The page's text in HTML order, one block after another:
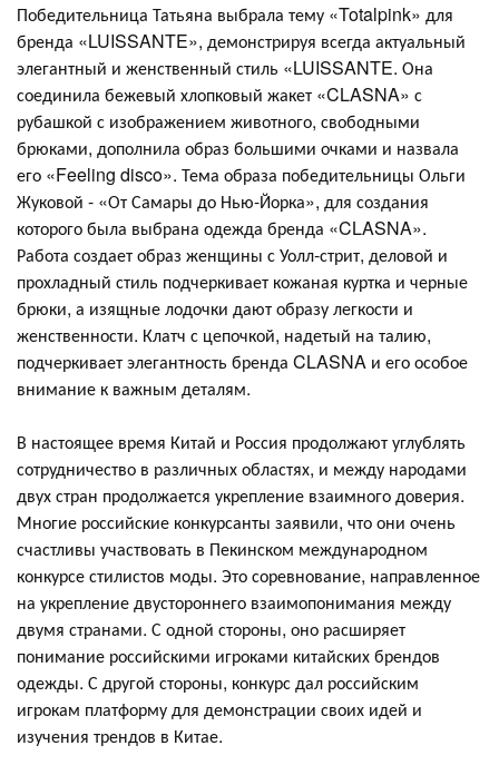
Победительница Татьяна выбрала тему «Totalpink» для
бренда «LUISSANTE», демонстрируя всегда актуальный
элегантный и женственный стиль «LUISSANTE. Она
соединила бежевый хлопковый жакет «CLASNA» с
рубашкой с изображением животного, свободными
брюками, дополнила образ большими очками и назвала
его «Feeling disco». Тема образа победительницы Ольги
Жуковой - «От Самары до Нью-Йорка», для создания
которого была выбрана одежда бренда «CLASNA».
Работа создает образ женщины с Уолл-стрит, деловой и
прохладный стиль подчеркивает кожаная куртка и черные
брюки, а изящные лодочки дают образу легкости и
женственности. Клатч с цепочкой, надетый на талию,
подчеркивает элегантность бренда CLASNA и его особое
внимание к важным деталям.
В настоящее время Китай и Россия продолжают углублять
сотрудничество в различных областях, и между народами
двух стран продолжается укрепление взаимного доверия.
Многие российские конкурсанты заявили, что они очень
счастливы участвовать в Пекинском международном
конкурсе стилистов моды. Это соревнование, направленное
на укрепление двустороннего взаимопонимания между
двумя странами. С одной стороны, оно расширяет
понимание российскими игроками китайских брендов
одежды. С другой стороны, конкурс дал российским
игрокам платформу для демонстрации своих идей и
изучения трендов в Китае.